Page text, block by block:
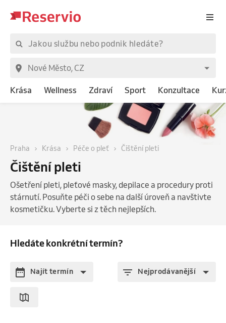
Krása Wellness Zdraví Sport Konzultace
Praha Krása Péče o pleť Čištění pleti
Čištění pleti
Ošetření pleti, pleťové masky, depilace a procedury proti
stárnutí. Posuňte péči o sebe na další úroveň a navštivte
kosmetičku. Vyberte si z těch nejlepších.
Hledáte konkrétní termín?
Najít termín Nejprodávanější